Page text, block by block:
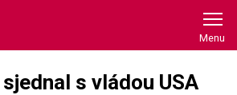
s vládou USA